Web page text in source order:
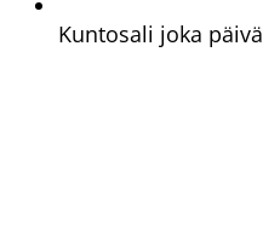
Kuntosali joka päivä